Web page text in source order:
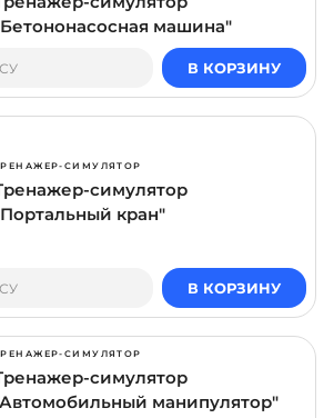
машина"
В КОРЗИНУ
СИМУЛЯТОР
симулятор
кран"
В КОРЗИНУ
СИМУЛЯТОР
симулятор
манипулятор"